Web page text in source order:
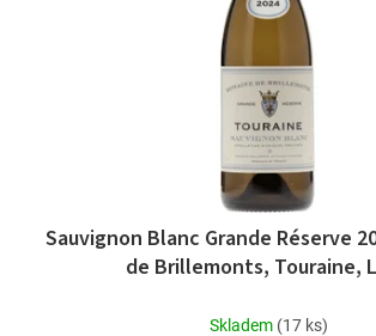
Sauvignon Blanc Grande Réserve
de Brillemonts, Touraine,
Skladem (17 ks)